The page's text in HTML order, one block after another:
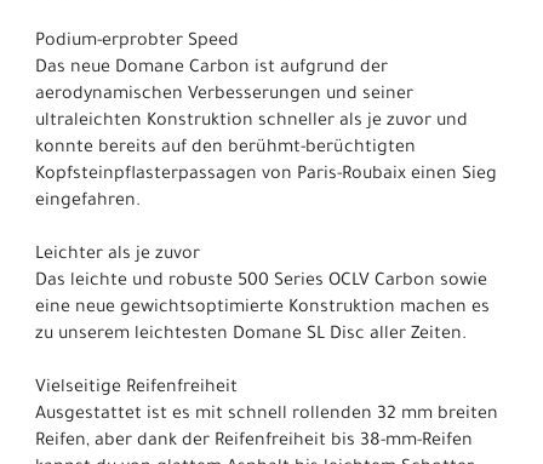
Podium-erprobter Speed
Das neue Domane Carbon ist aufgrund der
aerodynamischen Verbesserungen und seiner
ultraleichten Konstruktion schneller als je zuvor und
konnte bereits auf den berühmt-berüchtigten
Kopfsteinpflasterpassagen von Paris-Roubaix einen Sieg
eingefahren.
Leichter als je zuvor
Das leichte und robuste 500 Series OCLV Carbon sowie
eine neue gewichtsoptimierte Konstruktion machen es
zu unserem leichtesten Domane SL Disc aller Zeiten.
Vielseitige Reifenfreiheit
Ausgestattet ist es mit schnell rollenden 32 mm breiten
Reifen, aber dank der Reifenfreiheit bis 38-mm-Reifen